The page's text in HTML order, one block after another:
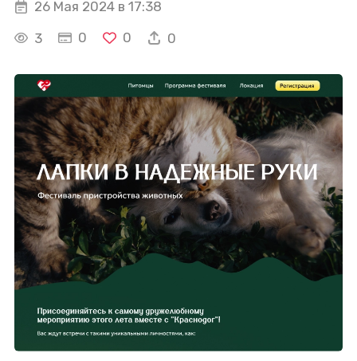
26 Мая 2024 в 17:38
3
0 0 0